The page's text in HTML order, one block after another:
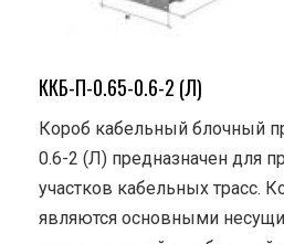
ККБ-П-0.65-0.6-2 (Л)
Короб кабельный блочный
0.6-2 (Л) предназначен для
участков кабельных трасс.
являются основными